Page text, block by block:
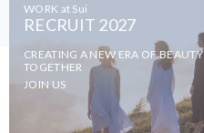
WORK at Sui
RECRUIT 2027
CREATING A NEW ERA OF BEAUTY
TOGETHER
JOIN US